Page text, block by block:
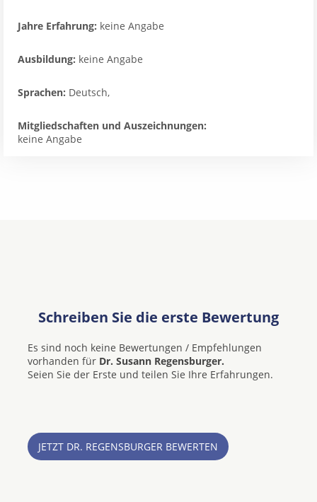
Jahre Erfahrung: keine Angabe
Ausbildung: keine Angabe
Sprachen: Deutsch,
Mitgliedschaften und Auszeichnungen:
keine Angabe
Schreiben Sie die erste Bewertung
Es sind noch keine Bewertungen / Empfehlungen
vorhanden für Dr. Susann Regensburger.
Seien Sie der Erste und teilen Sie Ihre Erfahrungen.
JETZT DR. REGENSBURGER BEWERTEN